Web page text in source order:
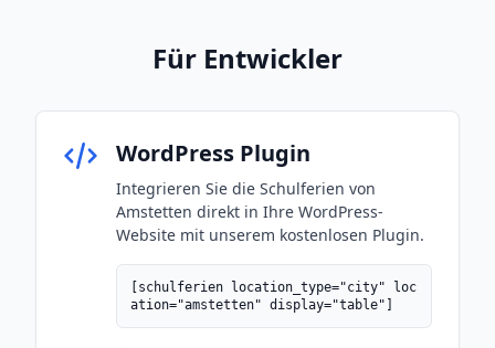
Für Entwickler
WordPress Plugin
Integrieren Sie die Schulferien von
Amstetten direkt in Ihre WordPress-
Website mit unserem kostenlosen Plugin.
[schulferien location_type="city" loc
ation="amstetten" display="table"]